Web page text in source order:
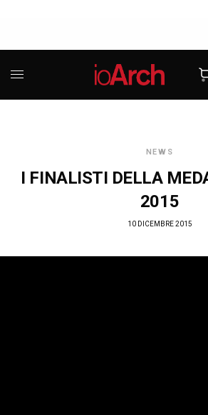
NEWS
I FINALISTI DELLA
2015
10 DICEMBRE 2015